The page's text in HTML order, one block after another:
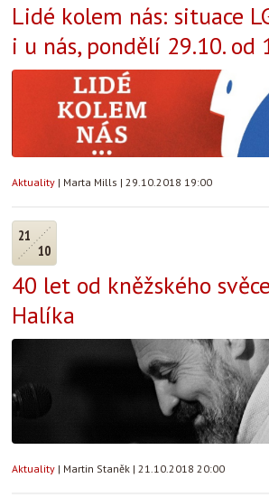
Lidé kolem nás: situace
i u nás, pondělí 29.10. od
Aktuality | Marta Mills | 29.10.2018 19:00
21
10
40 let od kněžského
Halíka
Aktuality | Martin Staněk | 21.10.2018 20:00